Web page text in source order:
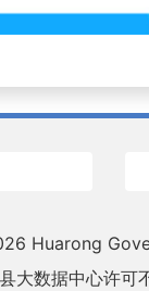
Huarong
大数据中心许可